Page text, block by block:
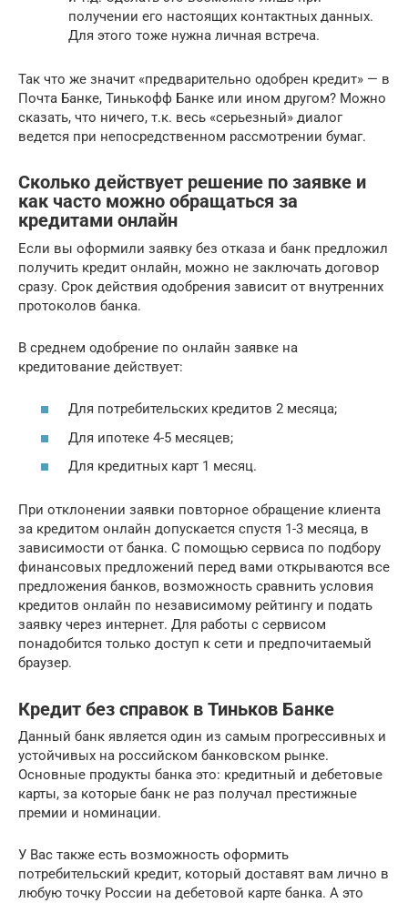
получении его настоящих контактных данных.
Для этого тоже нужна личная встреча.
Так что же значит «предварительно одобрен кредит» — в
Почта Банке, Тинькофф Банке или ином другом? Можно
сказать, что ничего, т.к. весь «серьезный» диалог
ведется при непосредственном рассмотрении бумаг.
Сколько действует решение по заявке и
как часто можно обращаться за
кредитами онлайн
Если вы оформили заявку без отказа и банк предложил
получить кредит онлайн, можно не заключать договор
сразу. Срок действия одобрения зависит от внутренних
протоколов банка.
В среднем одобрение по онлайн заявке на
кредитование действует:
Для потребительских кредитов 2 месяца;
Для ипотеке 4-5 месяцев;
Для кредитных карт 1 месяц.
При отклонении заявки повторное обращение клиента
за кредитом онлайн допускается спустя 1-3 месяца, в
зависимости от банка. С помощью сервиса по подбору
финансовых предложений перед вами открываются все
предложения банков, возможность сравнить условия
кредитов онлайн по независимому рейтингу и подать
заявку через интернет. Для работы с сервисом
понадобится только доступ к сети и предпочитаемый
браузер.
Кредит без справок в Тиньков Банке
Данный банк является один из самым прогрессивных и
устойчивых на российском банковском рынке.
Основные продукты банка это: кредитный и дебетовые
карты, за которые банк не раз получал престижные
премии и номинации.
У Вас также есть возможность оформить
потребительский кредит, который доставят вам лично в
любую точку России на дебетовой карте банка. А это